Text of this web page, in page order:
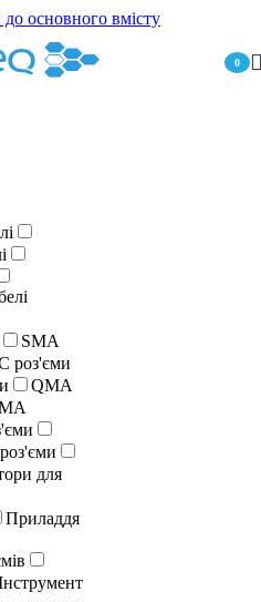
основного вмісту
0
SMA
роз'єми
QMA
для
Приладдя